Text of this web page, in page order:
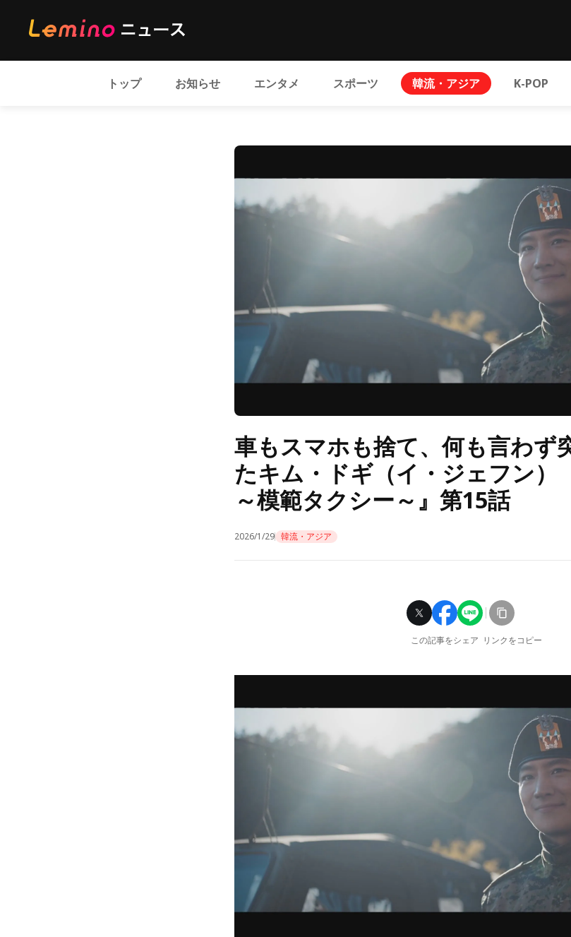
トップ お知らせ エンタメ スポーツ 韓流・アジア K-POP
車もスマホも捨て、何も言わず
たキム・ドギ（イ・ジェフン）
～模範タクシー～』第15話
2026/1/29 韓流・アジア
この記事をシェア リンクをコピー